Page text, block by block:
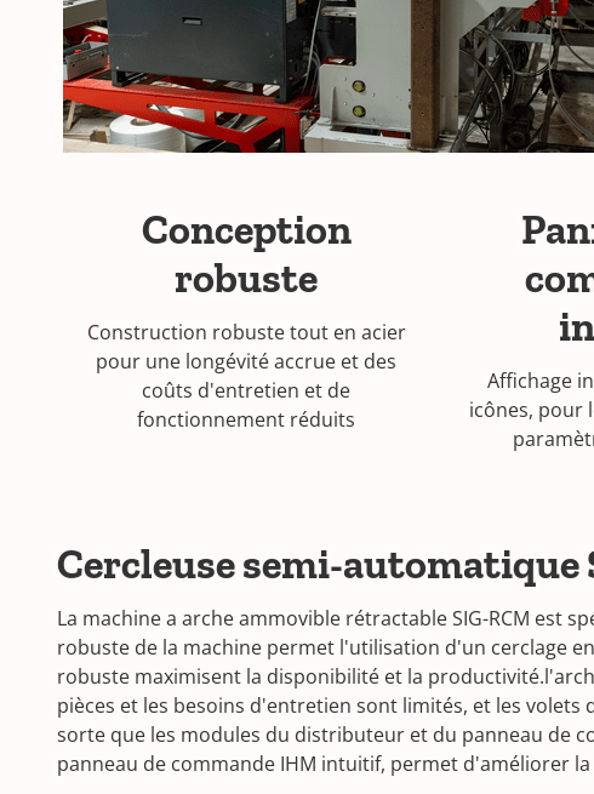
Conception
robuste
Construction robuste tout en acier
pour une longévité accrue et des
coûts d'entretien et de
fonctionnement réduits
Affichage
icônes, pour
Cercleuse semi-automatique
La machine a arche ammovible rétractable SIG-RCM est
robuste de la machine permet l'utilisation d'un cerclage
robuste maximisent la disponibilité et la
pièces et les besoins d'entretien sont limités, et les
sorte que les modules du distributeur et du panneau de
panneau de commande IHM intuitif, permet d'améliorer